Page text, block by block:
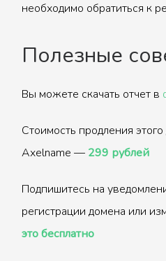
необходимо обратиться к
Полезные
Вы можете скачать отчет в
Стоимость продления
Axelname — 299 рублей
Подпишитесь на
регистрации домена или
это бесплатно